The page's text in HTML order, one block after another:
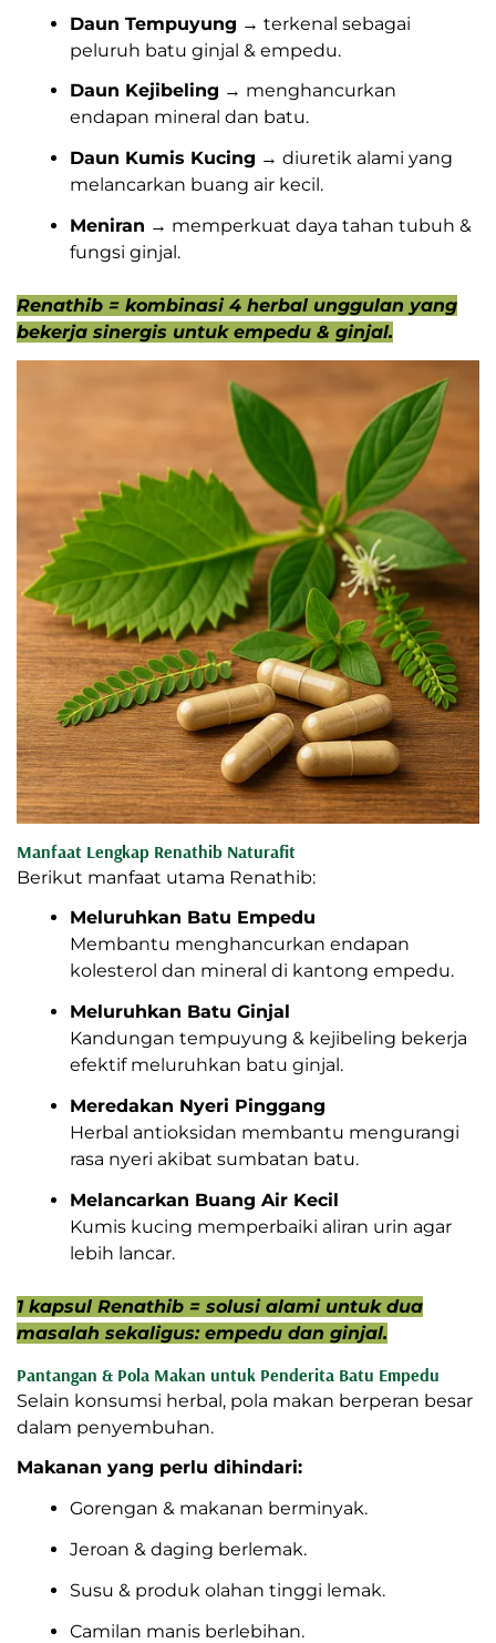
Daun Tempuyung → terkenal sebagai
peluruh batu ginjal & empedu.
Daun Kejibeling → menghancurkan
endapan mineral dan batu.
Daun Kumis Kucing → diuretik alami yang
melancarkan buang air kecil.
Meniran → memperkuat daya tahan tubuh &
fungsi ginjal.
Renathib = kombinasi 4 herbal unggulan yang
bekerja sinergis untuk empedu & ginjal.
Manfaat Lengkap Renathib Naturafit
Berikut manfaat utama Renathib:
Meluruhkan Batu Empedu
Membantu menghancurkan endapan
kolesterol dan mineral di kantong empedu.
Meluruhkan Batu Ginjal
Kandungan tempuyung & kejibeling bekerja
efektif meluruhkan batu ginjal.
Meredakan Nyeri Pinggang
Herbal antioksidan membantu mengurangi
rasa nyeri akibat sumbatan batu.
Melancarkan Buang Air Kecil
Kumis kucing memperbaiki aliran urin agar
lebih lancar.
1 kapsul Renathib = solusi alami untuk dua
masalah sekaligus: empedu dan ginjal.
Pantangan & Pola Makan untuk Penderita Batu Empedu
Selain konsumsi herbal, pola makan berperan besar
dalam penyembuhan.
Makanan yang perlu dihindari:
Gorengan & makanan berminyak.
Jeroan & daging berlemak.
Susu & produk olahan tinggi lemak.
Camilan manis berlebihan.